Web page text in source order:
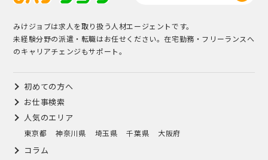
みけジョブは求人を取り扱う人材エージェントです。
未経験分野の派遣・転職はお任せください。在宅勤務・フリーランスへ
のキャリアチェンジもサポート。
初めての方へ
お仕事検索
人気のエリア
東京都 神奈川県 埼玉県 千葉県 大阪府
コラム